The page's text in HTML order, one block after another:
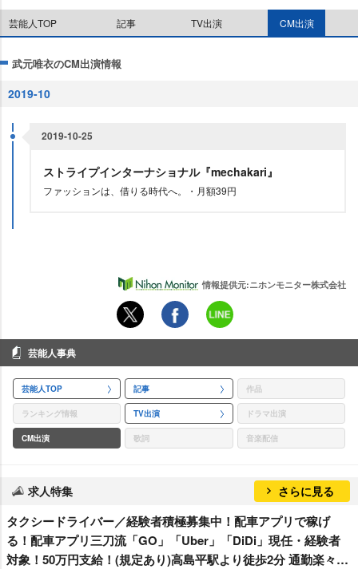
芸能人TOP 記事 TV出演 CM出演
武元唯衣のCM出演情報
2019-10
2019-10-25
ストライプインターナショナル『mechakari』
ファッションは、借りる時代へ。・月額39円
情報提供元:ニホンモニター株式会社
芸能人事典
芸能人TOP 記事 作品
ランキング情報 TV出演 ドラマ出演
CM出演 歌詞 音楽配信
求人特集 さらに見る
タクシードライバー／経験者積極募集中！配車アプリで稼げ
る！配車アプリ三刀流「GO」「Uber」「DiDi」現任・経験者
対象！50万円支給！(規定あり)高島平駅より徒歩2分 通勤楽々♪